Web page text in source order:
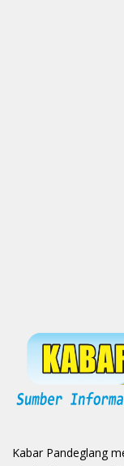
Kabar Pandeglang